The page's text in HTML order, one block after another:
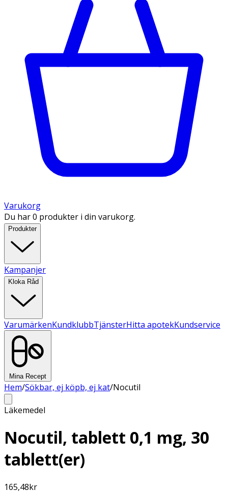
Varukorg
Du har 0 produkter i din varukorg.
Produkter
Kampanjer
Kloka Råd
VarumärkenKundklubbTjänsterHitta apotekKundservice
Mina Recept
Hem/Sökbar, ej köpb, ej kat/Nocutil
Läkemedel
Nocutil, tablett 0,1 mg, 30
tablett(er)
165,48kr